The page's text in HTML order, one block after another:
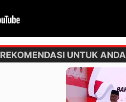
REKOMENDASI UNTUK ANDA